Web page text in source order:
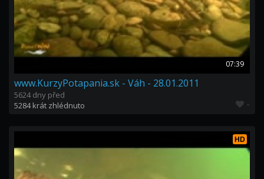
07:39
www.KurzyPotapania.sk - Váh - 28.01.2011
5624 dny před
5284 krát zhlédnuto
-
HD